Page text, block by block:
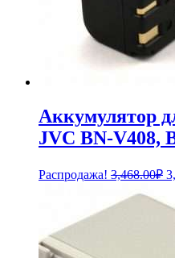
Аккумулятор
JVC BN-V408,
Распродажа! 3,468.00₽